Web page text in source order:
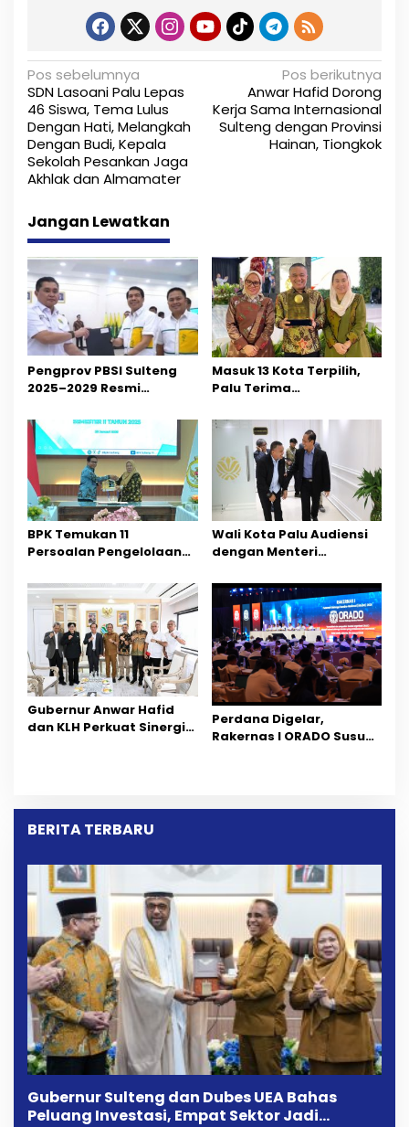
N
a
v
i
a
s
i
p
o
s
Pos sebelumnya
SDN Lasoani Palu Lepas
46 Siswa, Tema Lulus
Dengan Hati, Melangkah
Dengan Budi, Kepala
Sekolah Pesankan Jaga
Akhlak dan Almamater
Pos berikutnya
Anwar Hafid Dorong
Kerja Sama Internasional
Sulteng dengan Provinsi
Hainan, Tiongkok
Jangan Lewatkan
Pengprov PBSI Sulteng
2025–2029 Resmi
Pembinaan Atlet Daerah
Masuk 13 Kota Terpilih,
Palu Terima
Pengelolaan Kebersihan
dari KLH
BPK Temukan 11
Persoalan Pengelolaan
Wali Kota Palu Audiensi
dengan Menteri
Penguatan Pengelolaan
Sampah
Gubernur Anwar Hafid
dan KLH Perkuat Sinergi
Perdana Digelar,
Rakernas I ORADO Susun
BERITA TERBARU
Gubernur Sulteng dan Dubes UEA Bahas
Peluang Investasi, Empat Sektor Jadi